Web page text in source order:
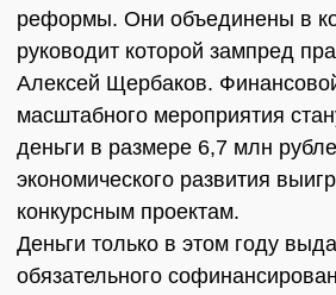
реформы. Они объединены в
руководит которой зампред
Алексей Щербаков.
масштабного мероприятия
деньги в размере 6,7 млн
экономического развития
конкурсным проектам.
Деньги только в этом году
обязательного